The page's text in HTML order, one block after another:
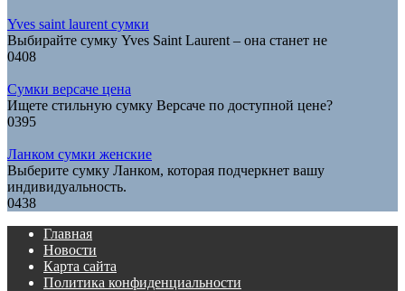
Yves saint laurent сумки
Выбирайте сумку Yves Saint Laurent – она станет не
0408
Сумки версаче цена
Ищете стильную сумку Версаче по доступной цене?
0395
Ланком сумки женские
Выберите сумку Ланком, которая подчеркнет вашу
индивидуальность.
0438
Главная
Новости
Карта сайта
Политика конфиденциальности